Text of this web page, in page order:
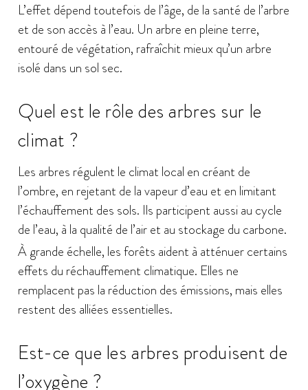
L’effet dépend toutefois de l’âge, de la santé de l’arbre
et de son accès à l’eau. Un arbre en pleine terre,
entouré de végétation, rafraîchit mieux qu’un arbre
isolé dans un sol sec.
Quel est le rôle des arbres sur le
climat ?
Les arbres régulent le climat local en créant de
l’ombre, en rejetant de la vapeur d’eau et en limitant
l’échauffement des sols. Ils participent aussi au cycle
de l’eau, à la qualité de l’air et au stockage du carbone.
À grande échelle, les forêts aident à atténuer certains
effets du réchauffement climatique. Elles ne
remplacent pas la réduction des émissions, mais elles
restent des alliées essentielles.
Est-ce que les arbres produisent de
l’oxygène ?